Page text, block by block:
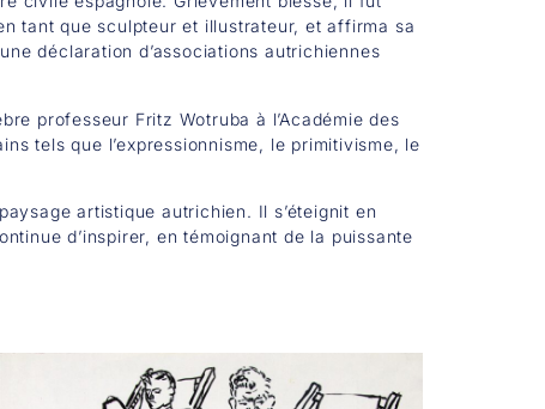
tant que sculpteur et illustrateur, et affirma sa
déclaration d’associations autrichiennes
professeur Fritz Wotruba à l’Académie des
tels que l’expressionnisme, le primitivisme, le
artistique autrichien. Il s’éteignit en
d’inspirer, en témoignant de la puissante